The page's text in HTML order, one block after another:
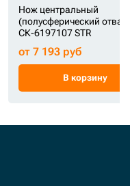
Нож центральный
(полусферический
СК-6197107 STR
от 7 193 руб
В корзину